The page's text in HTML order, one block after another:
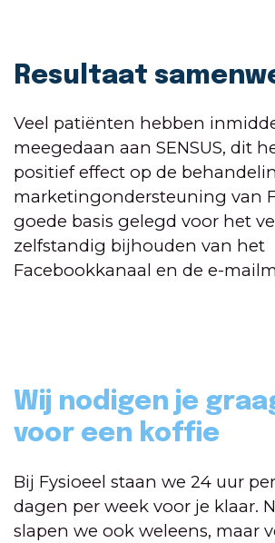
Resultaat
Veel patiënten hebben
meegedaan aan SENSUS, dit
positief effect op de
marketingondersteuning van
goede basis gelegd voor het
zelfstandig bijhouden van het
Facebookkanaal en de e-
Wij nodigen je
voor een koffie
Bij Fysioeel staan we 24 uur
dagen per week voor je klaar.
slapen we ook weleens, maar